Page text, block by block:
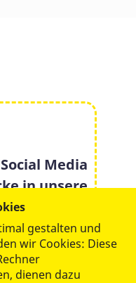
Media
in unsere
gestalten und
wir Cookies: Diese
dienen dazu